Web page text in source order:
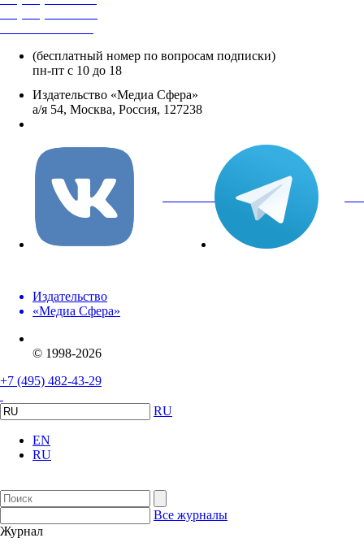
(бесплатный номер по вопросам подписки)
пн-пт с 10 до 18
Издательство «Медиа Сфера»
а/я 54, Москва, Россия, 127238
вКонтакте
Издательство
«Медиа Сфера»
© 1998-2026
+7 (495) 482-43-29
RU
EN
RU
Все журналы
Журнал